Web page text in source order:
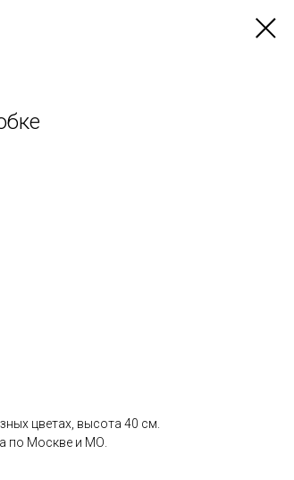
цветах, высота 40 см.
по Москве и МО.